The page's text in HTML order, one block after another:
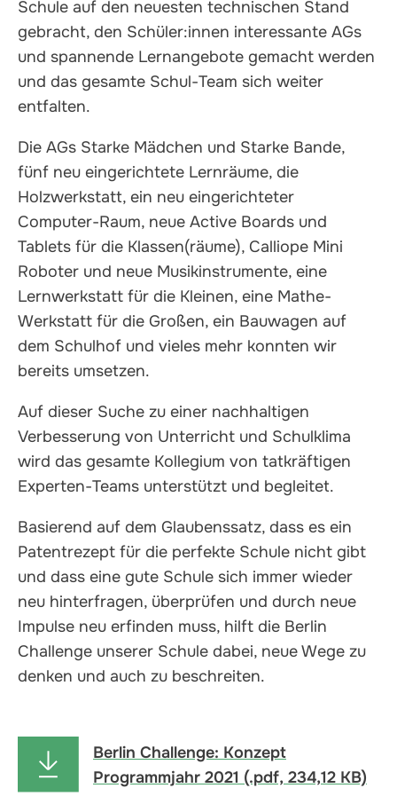
Schule auf den neuesten technischen Stand
gebracht, den Schüler:innen interessante AGs
und spannende Lernangebote gemacht werden
und das gesamte Schul-Team sich weiter
entfalten.
Die AGs Starke Mädchen und Starke Bande,
fünf neu eingerichtete Lernräume, die
Holzwerkstatt, ein neu eingerichteter
Computer-Raum, neue Active Boards und
Tablets für die Klassen(räume), Calliope Mini
Roboter und neue Musikinstrumente, eine
Lernwerkstatt für die Kleinen, eine Mathe-
Werkstatt für die Großen, ein Bauwagen auf
dem Schulhof und vieles mehr konnten wir
bereits umsetzen.
Auf dieser Suche zu einer nachhaltigen
Verbesserung von Unterricht und Schulklima
wird das gesamte Kollegium von tatkräftigen
Experten-Teams unterstützt und begleitet.
Basierend auf dem Glaubenssatz, dass es ein
Patentrezept für die perfekte Schule nicht gibt
und dass eine gute Schule sich immer wieder
neu hinterfragen, überprüfen und durch neue
Impulse neu erfinden muss, hilft die Berlin
Challenge unserer Schule dabei, neue Wege zu
denken und auch zu beschreiten.
Berlin Challenge: Konzept
Programmjahr 2021 (.pdf, 234,12 KB)